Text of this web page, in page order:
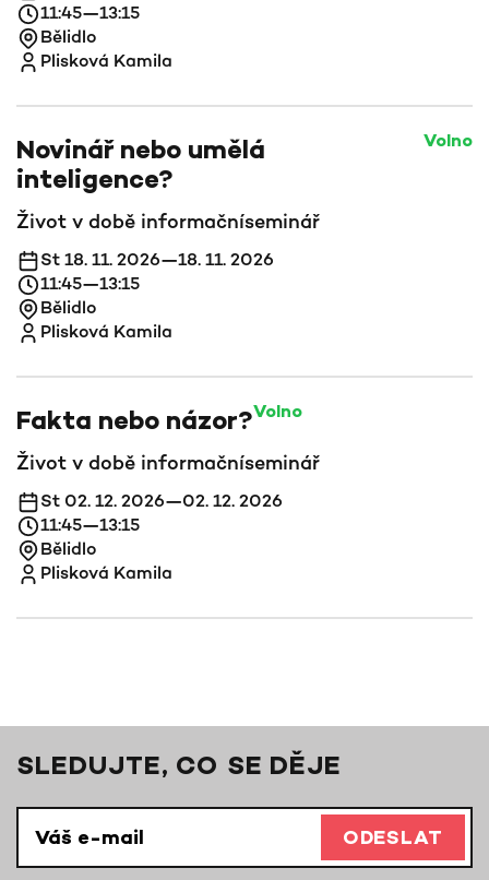
11:45—13:15
Bělidlo
Plisková Kamila
Novinář nebo umělá
inteligence?
Volno
Život v době informačníseminář
St 18. 11. 2026—18. 11. 2026
11:45—13:15
Bělidlo
Plisková Kamila
Fakta nebo názor?Volno
Život v době informačníseminář
St 02. 12. 2026—02. 12. 2026
11:45—13:15
Bělidlo
Plisková Kamila
SLEDUJTE, CO SE DĚJE
ODESLAT